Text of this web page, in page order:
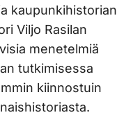
kaupunkihistorian
Viljo Rasilan
menetelmiä
tutkimisessa
kiinnostuin